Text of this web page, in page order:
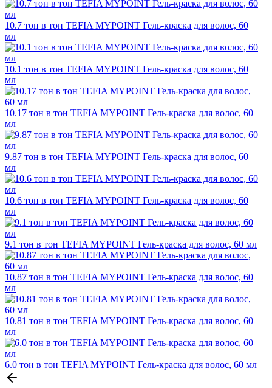
10.7 тон в тон TEFIA MYPOINT Гель-краска для волос, 60
мл
10.1 тон в тон TEFIA MYPOINT Гель-краска для волос, 60
мл
10.17 тон в тон TEFIA MYPOINT Гель-краска для волос, 60
мл
9.87 тон в тон TEFIA MYPOINT Гель-краска для волос, 60
мл
10.6 тон в тон TEFIA MYPOINT Гель-краска для волос, 60
мл
9.1 тон в тон TEFIA MYPOINT Гель-краска для волос, 60 мл
10.87 тон в тон TEFIA MYPOINT Гель-краска для волос, 60
мл
10.81 тон в тон TEFIA MYPOINT Гель-краска для волос, 60
мл
6.0 тон в тон TEFIA MYPOINT Гель-краска для волос, 60 мл